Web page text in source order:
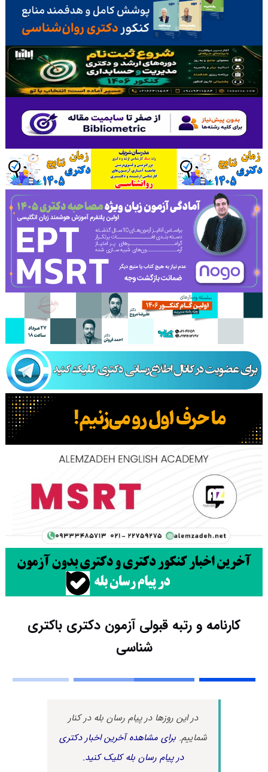
کارنامه و رتبه قبولی آزمون دکتری باکتری
شناسی
در این روزها در پیام رسان بله در کنار
شماییم.برای مشاهده آخرین اخبار دکتری
در پیام رسان بله کلیک کنید.